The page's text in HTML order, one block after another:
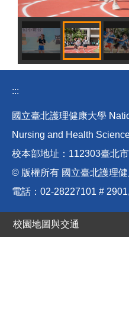
:::
國立臺北護理健康大學
Nursing and Health
校本部地址：112303臺北
© 版權所有 國立臺北護理
電話：02-28227101 #
校園地圖與交通